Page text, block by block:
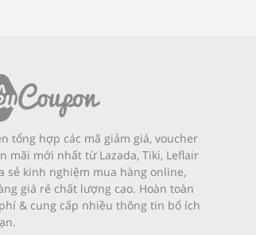
tổng hợp các mã giảm giá, voucher
mãi mới nhất từ Lazada, Tiki, Leflair
sẻ kinh nghiệm mua hàng online,
giá rẻ chất lượng cao. Hoàn toàn
& cung cấp nhiều thông tin bổ ích